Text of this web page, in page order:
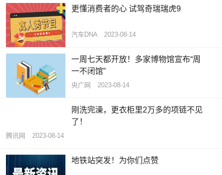
更懂消费者的心 试驾奇瑞瑞虎9
汽车DNA 2023-08-14
一周七天都开放！多家博物馆宣布“周
一不闭馆”
央广网 2023-08-14
刚洗完澡，更衣柜里2万多的项链不见
了！
腾讯网 2023-08-14
地铁站突发！为你们点赞